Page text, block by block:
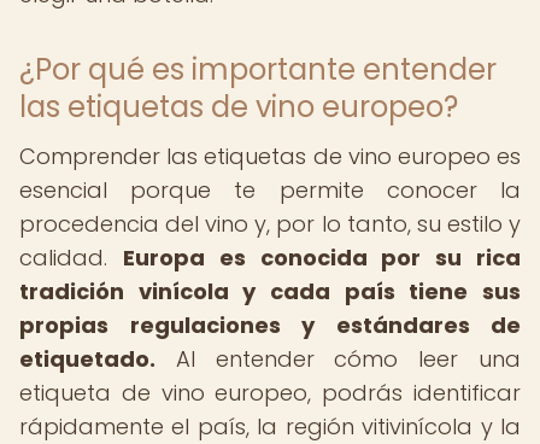
¿Por qué es importante entender
las etiquetas de vino europeo?
Comprender las etiquetas de vino europeo es
esencial porque te permite conocer la
procedencia del vino y, por lo tanto, su estilo y
calidad. Europa es conocida por su rica
tradición vinícola y cada país tiene sus
propias regulaciones y estándares de
etiquetado. Al entender cómo leer una
etiqueta de vino europeo, podrás identificar
rápidamente el país, la región vitivinícola y la